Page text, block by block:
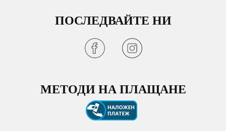
ПОСЛЕДВАЙТЕ НИ
МЕТОДИ НА ПЛАЩАНЕ